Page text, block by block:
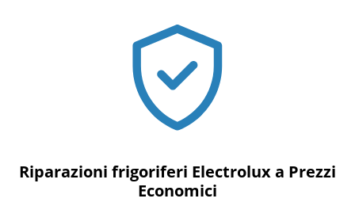
Riparazioni frigoriferi Electrolux a Prezzi
Economici